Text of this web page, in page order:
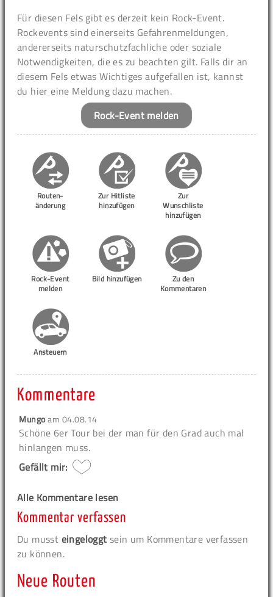
Für diesen Fels gibt es derzeit kein Rock-Event.
Rockevents sind einerseits Gefahrenmeldungen,
andererseits naturschutzfachliche oder soziale
Notwendigkeiten, die es zu beachten gilt. Falls dir an
diesem Fels etwas Wichtiges aufgefallen ist, kannst
du hier eine Meldung dazu machen.
Rock-Event melden
Routen-
änderung
Zur Hitliste
hinzufügen
Zur
Wunschliste
hinzufügen
Rock-Event
melden
Bild hinzufügen
Zu den
Kommentaren
Ansteuern
Kommentare
Mungoam 04.08.14
Schöne 6er Tour bei der man für den Grad auch mal
hinlangen muss.
Gefällt mir:
Alle Kommentare lesen
Kommentar verfassen
Du musst eingeloggt sein um Kommentare verfassen
zu können.
Neue Routen